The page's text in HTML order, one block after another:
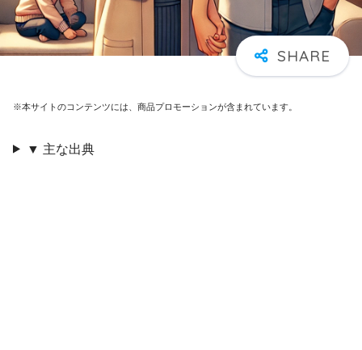
※本サイトのコンテンツには、商品プロモーションが含まれています。
▼ 主な出典